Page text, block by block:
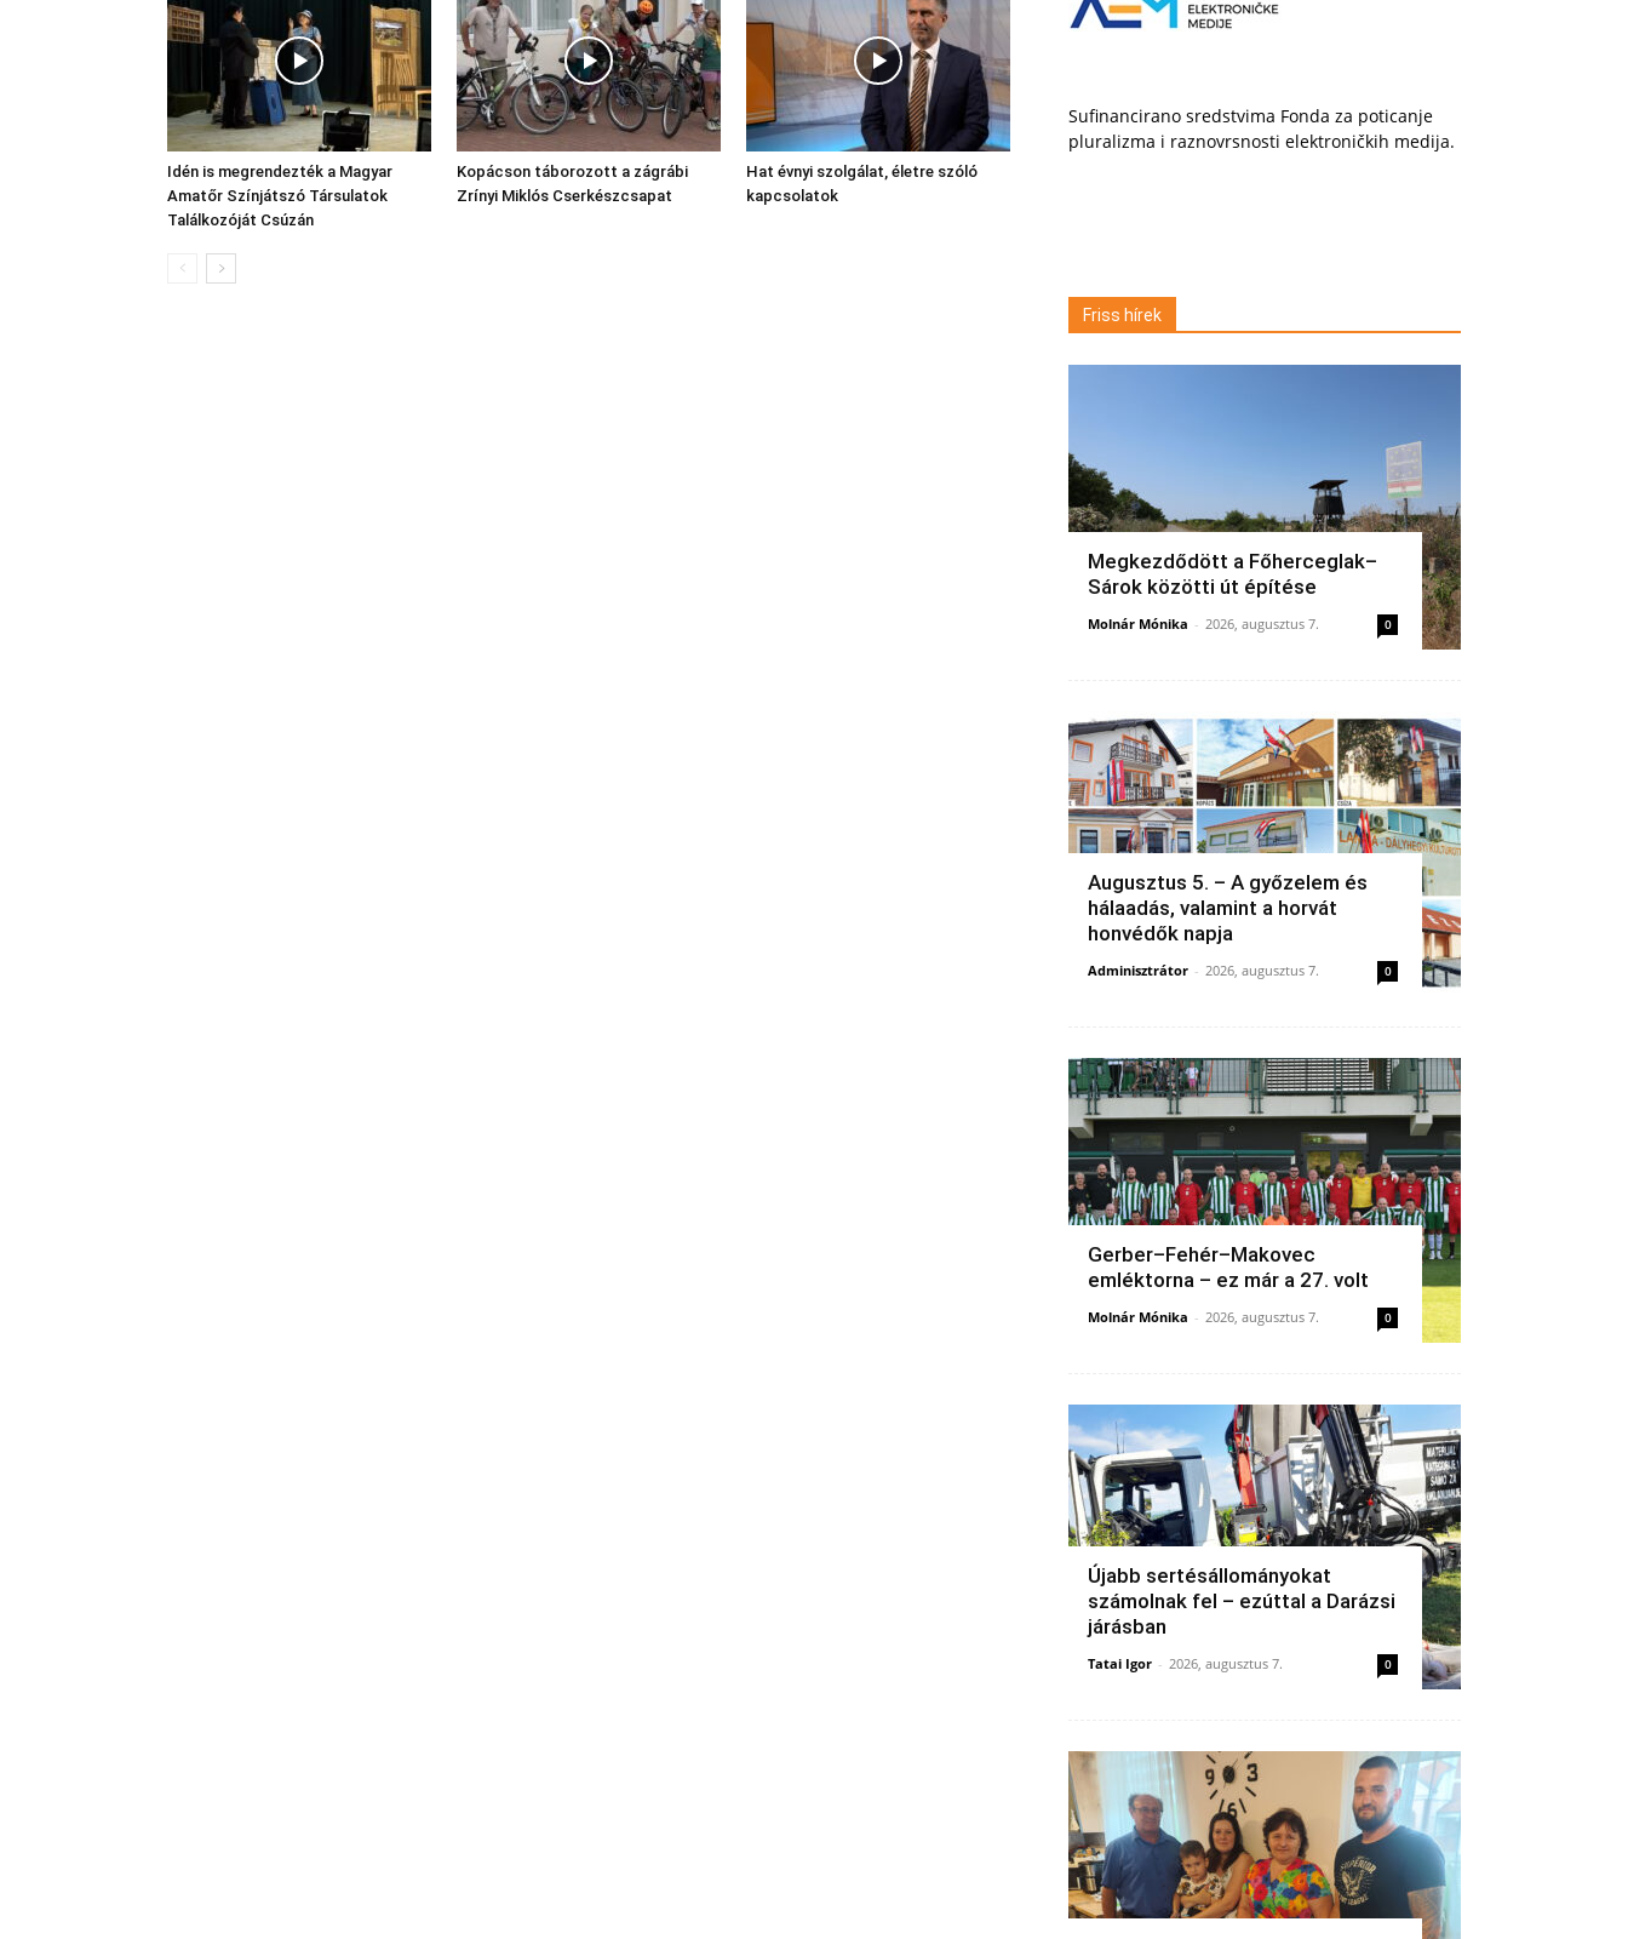
Idén is megrendezték a Magyar
Amatőr Színjátszó Társulatok
Találkozóját Csúzán
Kopácson táborozott a zágrábi
Zrínyi Miklós Cserkészcsapat
Hat évnyi szolgálat, életre szóló
kapcsolatok
Sufinancirano sredstvima Fonda za poticanje
pluralizma i raznovrsnosti elektroničkih medija.
Friss hírek
Megkezdődött a Főherceglak–
Sárok közötti út építése
Molnár Mónika - 2026, augusztus 7. 0
Augusztus 5. – A győzelem és
hálaadás, valamint a horvát
honvédők napja
Adminisztrátor - 2026, augusztus 7. 0
Gerber–Fehér–Makovec
emléktorna – ez már a 27. volt
Molnár Mónika - 2026, augusztus 7. 0
Újabb sertésállományokat
számolnak fel – ezúttal a Darázsi
járásban
Tatai Igor - 2026, augusztus 7. 0